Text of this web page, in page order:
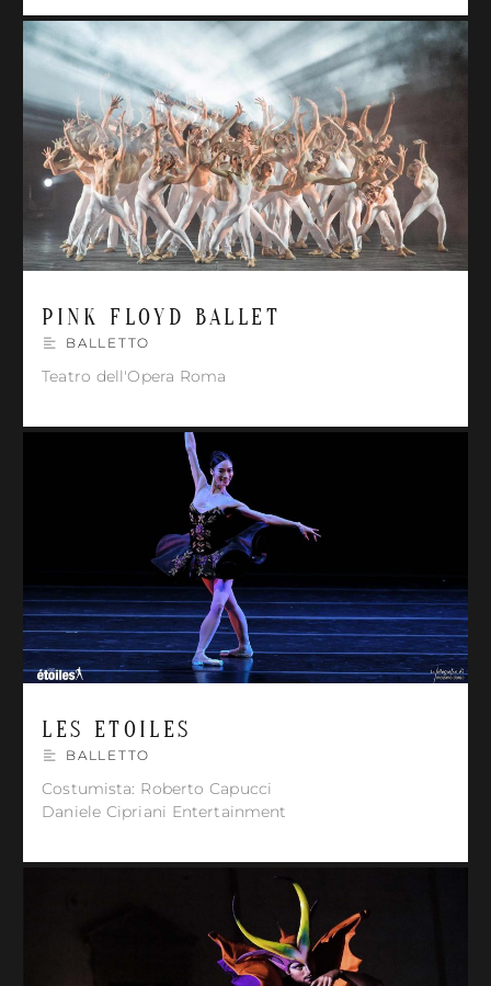
PINK FLOYD BALLET
BALLETTO
Teatro dell'Opera Roma
LES ETOILES
BALLETTO
Costumista: Roberto Capucci
Daniele Cipriani Entertainment